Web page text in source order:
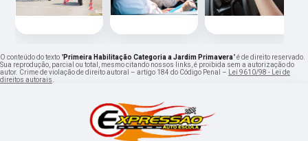
O conteúdo do texto "Primeira Habilitação Categoria a Jardim Primavera" é de direito reservado.
Sua reprodução, parcial ou total, mesmo citando nossos links, é proibida sem a autorização do
autor. Crime de violação de direito autoral – artigo 184 do Código Penal –
Lei 9610/98 - Lei de
direitos autorais